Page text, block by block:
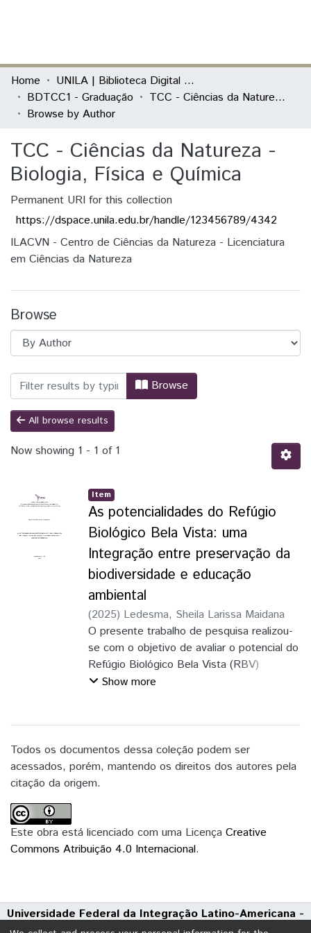
Communities & Collections
All of DSpace
Home
UNILA | Biblioteca Digital de Trabalhos de Conclusão de Curso
BDTCC1 - Graduação
TCC - Ciências da Natureza - Biologia, Física e Química
Browse by Author
TCC - Ciências da Natureza -
Biologia, Física e Química
Permanent URI for this collection
https://dspace.unila.edu.br/handle/123456789/4342
ILACVN - Centro de Ciências da Natureza - Licenciatura
em Ciências da Natureza
Browse
Browsing TCC - Ciências da Natureza
Browse
All browse results
Now showing 1 - 1 of 1
Item
As potencialidades do Refúgio
Biológico Bela Vista: uma
Integração entre preservação da
biodiversidade e educação
ambiental
(2025) Ledesma, Sheila Larissa Maidana
O presente trabalho de pesquisa realizou-
se com o objetivo de avaliar o potencial do
Refúgio Biológico Bela Vista (RBV)
promovendo a Educação Ambiental (EA)
cinco aulas, com 23 estudantes do Colégio
Estadual Monsenhor Guilherme dos 6º, 7º ,
8º e 9º anos em uma disciplina eletiva do
aulas expositivas. O instrumento de coleta
de dados foi uma Ficha de Características
palavras. Os resultados evidenciaram a
Show more
Todos os documentos dessa coleção podem ser
acessados, porém, mantendo os direitos dos autores pela
citação da origem.
Este obra está licenciado com uma Licença Creative
Commons Atribuição 4.0 Internacional.
Universidade Federal da Integração Latino-Americana -